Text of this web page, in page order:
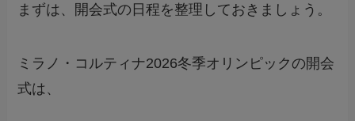
まずは、開会式の日程を整理しておきましょう。
ミラノ・コルティナ2026冬季オリンピックの開会
式は、